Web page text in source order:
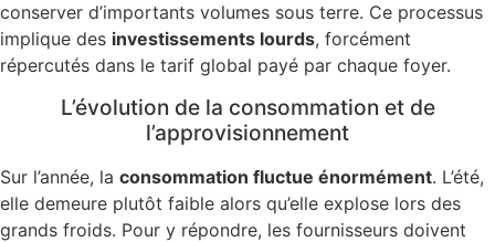
conserver d’importants volumes sous terre. Ce processus
implique des investissements lourds, forcément
répercutés dans le tarif global payé par chaque foyer.
L’évolution de la consommation et de
l’approvisionnement
Sur l’année, la consommation fluctue énormément. L’été,
elle demeure plutôt faible alors qu’elle explose lors des
grands froids. Pour y répondre, les fournisseurs doivent